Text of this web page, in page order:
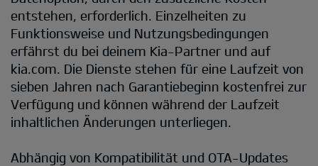
entstehen, erforderlich. Einzelheiten zu
Funktionsweise und Nutzungsbedingungen
erfährst du bei deinem Kia-Partner und auf
kia.com. Die Dienste stehen für eine Laufzeit von
sieben Jahren nach Garantiebeginn kostenfrei zur
Verfügung und können während der Laufzeit
inhaltlichen Änderungen unterliegen.
Abhängig von Kompatibilität und OTA-Updates